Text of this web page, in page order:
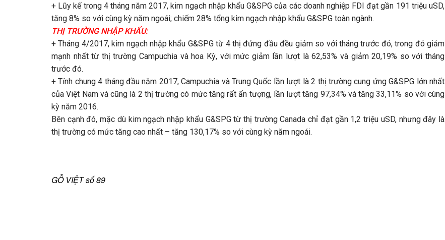
+ Lũy kế trong 4 tháng năm 2017, kim ngạch nhập khẩu G&SPG của các doanh nghiệp FDI đạt gần 191 triệu uSD,
tăng 8% so với cùng kỳ năm ngoái; chiếm 28% tổng kim ngạch nhập khẩu G&SPG toàn ngành.
THỊ TRƯỜNG NHẬP KHẨU: ​
+ Tháng 4/2017, kim ngạch nhập khẩu G&SPG từ 4 thị đứng đầu đều giảm so với tháng trước đó, trong đó giảm
mạnh nhất từ thị trường Campuchia và hoa Kỳ, với mức giảm lần lượt là 62,53% và giảm 20,19% so với tháng
trước đó.
+ Tính chung 4 tháng đầu năm 2017, Campuchia và Trung Quốc lần lượt là 2 thị trường cung ứng G&SPG lớn nhất
của Việt Nam và cũng là 2 thị trường có mức tăng rất ấn tượng, lần lượt tăng 97,34% và tăng 33,11% so với cùng
kỳ năm 2016.
Bên cạnh đó, mặc dù kim ngạch nhập khẩu G&SPG từ thị trường Canada chỉ đạt gần 1,2 triệu uSD, nhưng đây là
thị trường có mức tăng cao nhất – tăng 130,17% so với cùng kỳ năm ngoái.
GỖ VIỆT số 89